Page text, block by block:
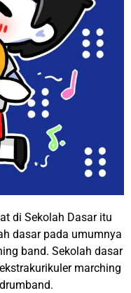
di Sekolah Dasar itu
dasar pada umumnya
band. Sekolah dasar
marching